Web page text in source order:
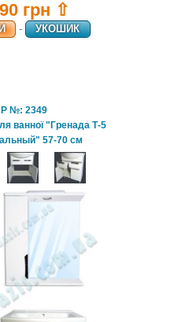
грн ⇧
- УКОШИК
№: 2349
ванної "Гренада Т-5
57-70 см